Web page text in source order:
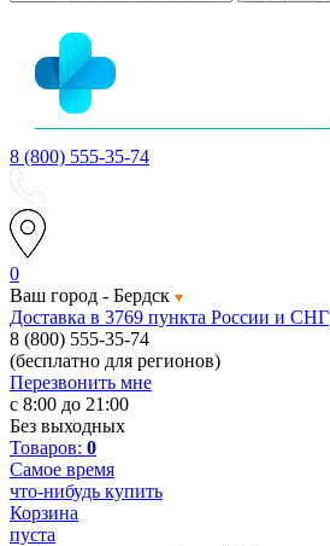
8 (800) 555-35-74
0
Ваш город - Бердск
Доставка в 3769 пункта России и СНГ
8 (800) 555-35-74
(бесплатно для регионов)
Перезвонить мне
с 8:00 до 21:00
Без выходных
Товаров: 0
Самое время
что-нибудь купить
Корзина
пуста